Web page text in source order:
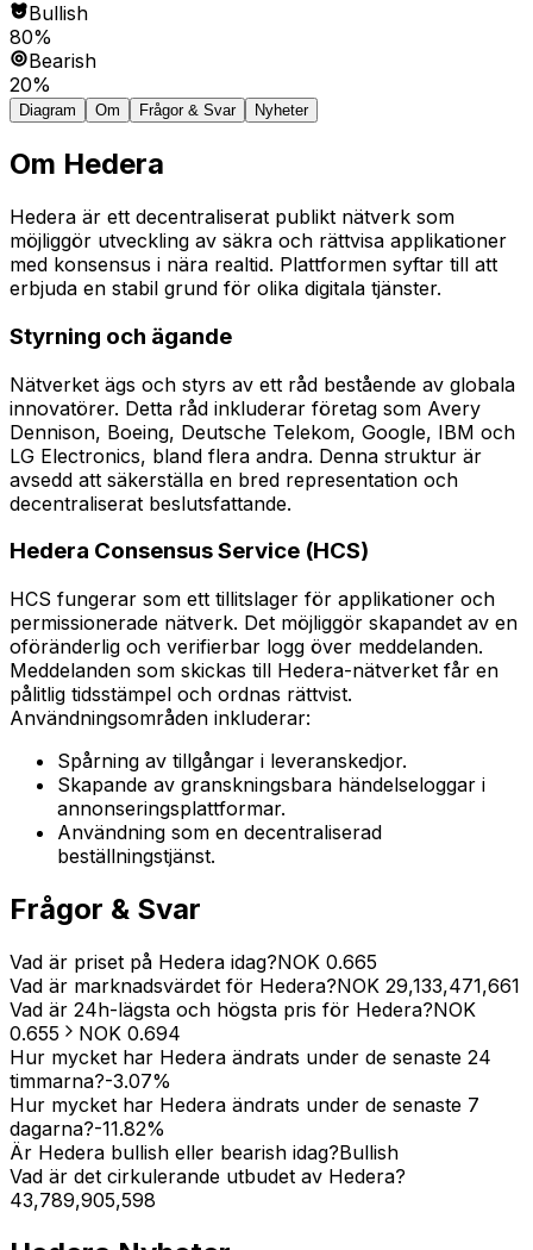
Bullish
80%
Bearish
20%
Diagram Om Frågor & Svar Nyheter
Om Hedera
Hedera är ett decentraliserat publikt nätverk som
möjliggör utveckling av säkra och rättvisa applikationer
med konsensus i nära realtid. Plattformen syftar till att
erbjuda en stabil grund för olika digitala tjänster.
Styrning och ägande
Nätverket ägs och styrs av ett råd bestående av globala
innovatörer. Detta råd inkluderar företag som Avery
Dennison, Boeing, Deutsche Telekom, Google, IBM och
LG Electronics, bland flera andra. Denna struktur är
avsedd att säkerställa en bred representation och
decentraliserat beslutsfattande.
Hedera Consensus Service (HCS)
HCS fungerar som ett tillitslager för applikationer och
permissionerade nätverk. Det möjliggör skapandet av en
oföränderlig och verifierbar logg över meddelanden.
Meddelanden som skickas till Hedera-nätverket får en
pålitlig tidsstämpel och ordnas rättvist.
Användningsområden inkluderar:
Spårning av tillgångar i leveranskedjor.
Skapande av granskningsbara händelseloggar i
annonseringsplattformar.
Användning som en decentraliserad
beställningstjänst.
Frågor & Svar
Vad är priset på Hedera idag?NOK 0.665
Vad är marknadsvärdet för Hedera?NOK 29,133,471,661
Vad är 24h-lägsta och högsta pris för Hedera?NOK
0.655
NOK 0.694
Hur mycket har Hedera ändrats under de senaste 24
timmarna?-3.07%
Hur mycket har Hedera ändrats under de senaste 7
dagarna?-11.82%
Är Hedera bullish eller bearish idag?Bullish
Vad är det cirkulerande utbudet av Hedera?
43,789,905,598